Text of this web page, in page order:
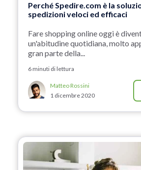
Perché Spedire.com è la
spedizioni veloci ed efficaci
Fare shopping online oggi è
un'abitudine quotidiana, molto
gran parte della...
6 minuti di lettura
Matteo Rossini
1 dicembre 2020